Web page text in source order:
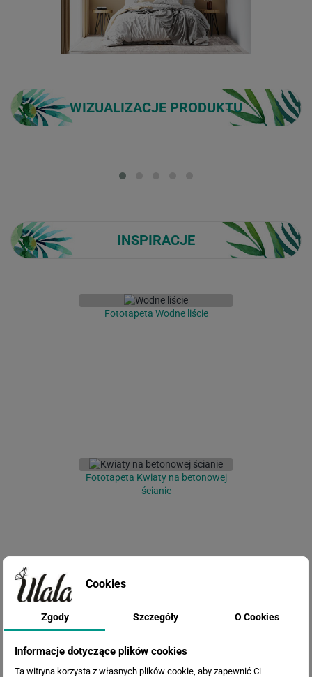
WIZUALIZACJE PRODUKTU
INSPIRACJE
Fototapeta Wodne liście
Fototapeta Kwiaty na betonowej
ścianie
Cookies
Zgody Szczegóły O Cookies
Informacje dotyczące plików cookies
Ta witryna korzysta z własnych plików cookie, aby zapewnić Ci